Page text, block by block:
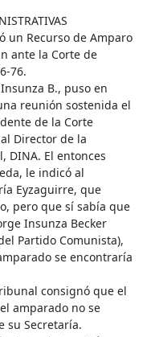
un Recurso de Amparo
ante la Corte de
76.
B., puso en
reunión sostenida el
de la Corte
Director de la
DINA. El entonces
le indicó al
Eyzaguirre, que
pero que sí sabía que
Insunza Becker
Partido Comunista),
se encontraría
consignó que el
amparado no se
su Secretaría.